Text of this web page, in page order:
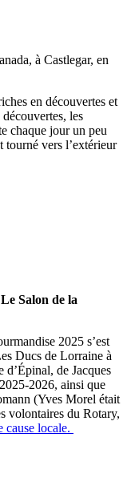
à Castlegar, en
en découvertes et
les
chaque jour un peu
tourné vers l’extérieur
Salon de la
2025 s’est
Ducs de Lorraine à
de Jacques
2025-2026, ainsi que
(Yves Morel était
volontaires du Rotary,
cause locale.